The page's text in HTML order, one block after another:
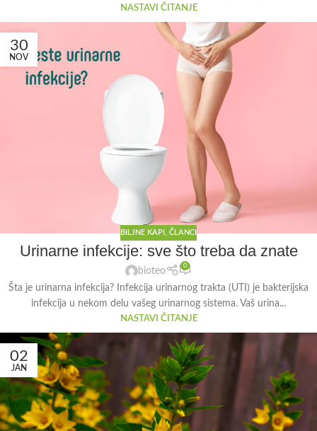
NASTAVI ČITANJE
30
NOV
BILJNE KAPI ČLANCI
Urinarne infekcije: sve što treba da znate
bioteo
0
Šta je urinarna infekcija? Infekcija urinarnog trakta (UTI) je bakterijska
infekcija u nekom delu vašeg urinarnog sistema. Vaš urina...
NASTAVI ČITANJE
02
JAN